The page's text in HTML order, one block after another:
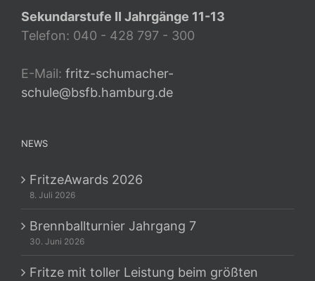
Sekundarstufe II Jahrgänge 11-13
Telefon: 040 - 428 797 - 300
E-Mail: fritz-schumacher-
schule@bsfb.hamburg.de
NEWS
FritzeAwards 2026
8. Juli 2026
Brennballturnier Jahrgang 7
30. Juni 2026
Fritze mit toller Leistung beim größten